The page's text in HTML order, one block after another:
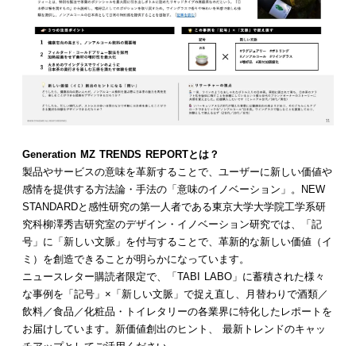
Generation MZ TRENDS REPORTとは？
製品やサービスの意味を革新することで、ユーザーに新しい価値や
感情を提供する方法論・手法の「意味のイノベーション」。NEW
STANDARDと感性研究の第一人者である東京大学大学院工学系研
究科柳澤秀吉研究室のデザイン・イノベーション研究では、「記
号」に「新しい文脈」を付与することで、革新的な新しい価値（イ
ミ）を創造できることが明らかになっています。
ニュースレター購読者限定で、「TABI LABO」に蓄積された様々
な事例を「記号」×「新しい文脈」で捉え直し、月替わりで酒類／
飲料／食品／化粧品・トイレタリーの各業界に特化したレポートを
お届けしています。新価値創出のヒント、 最新トレンドのキャッ